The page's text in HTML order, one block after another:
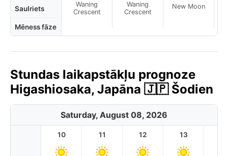
Saulriets
Mēness fāze
Waning
Crescent
Waning
Crescent
New Moon
Stundas laikapstākļu prognoze
Higashiosaka, Japāna 🇯🇵 Šodien
Saturday, August 08, 2026
10 11 12 13